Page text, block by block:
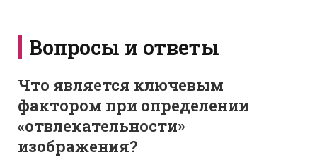
Вопросы и ответы
Что является ключевым
фактором при определении
«отвлекательности»
изображения?